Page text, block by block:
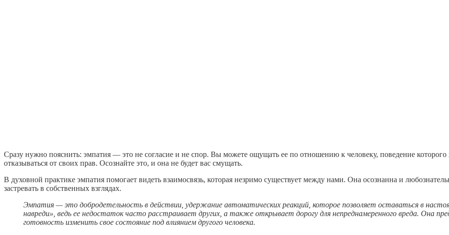
Сразу нужно пояснить: эмпатия — это не согласие и не спор. Вы можете ощущать ее по отношению к человеку, поведение которого
отказываться от своих прав. Осознайте это, и она не будет вас смущать.
В духовной практике эмпатия помогает видеть взаимосвязь, которая незримо существует между нами. Она осознанна и
застревать в собственных взглядах.
Эмпатия — это добродетельность в действии, удержание автоматических реакций, которое позволяет оставаться в
навреди», ведь ее недостаток часто расстраивает других, а также открывает дорогу для непреднамеренного вреда. Она
готовность изменить свое состояние под влиянием другого человека.